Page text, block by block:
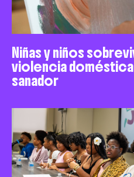
Niñas y niños
violencia doméstica
sanador